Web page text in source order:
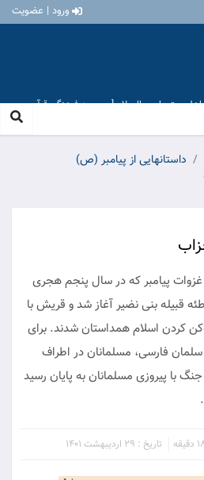
ورود | عضویت
اهل بیت علیهم السلام [ موسسه فرهنگی قرآن و
داستانهایی از پیامبر (ص)
غزوات پیامبر که در سال پنجم هجری
قبیله بنی نضیر آغاز شد و قریش با
کردن اسلام همداستان شدند. برای
سلمان فارسی، مسلمانان در اطراف
با پیروزی مسلمانان به پایان رسید
تاریخ : 29 اردیبهشت 1401